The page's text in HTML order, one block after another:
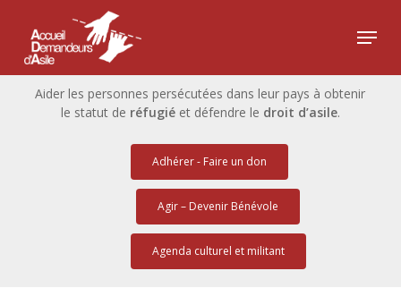
main
content
Menu
Aider les personnes persécutées dans leur pays à obtenir
le statut de réfugiéet défendre le droit d’asile.
Adhérer - Faire un don
Agir – Devenir Bénévole
Agenda culturel et militant
Menu